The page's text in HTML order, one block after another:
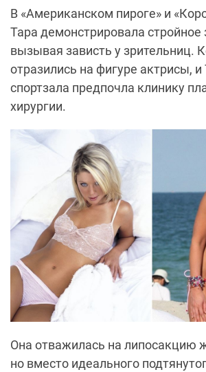
В «Американском пироге» и
Тара демонстрировала стройное
вызывая зависть у зрительниц.
отразились на фигуре актрисы,
спортзала предпочла клинику
хирургии.
Она отважилась на липосакцию
но вместо идеального